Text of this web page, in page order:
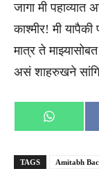
जागा मी
काश्मीर! मी
मात्र ते
असं शाहरुखने
Share
on
TAGS Amitabh